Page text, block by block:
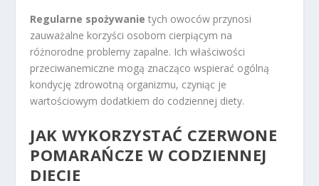
Regularne spożywanie tych owoców przynosi
zauważalne korzyści osobom cierpiącym na
różnorodne problemy zapalne. Ich właściwości
przeciwanemiczne mogą znacząco wspierać ogólną
kondycję zdrowotną organizmu, czyniąc je
wartościowym dodatkiem do codziennej diety.
JAK WYKORZYSTAĆ CZERWONE
POMARAŃCZE W CODZIENNEJ
DIECIE